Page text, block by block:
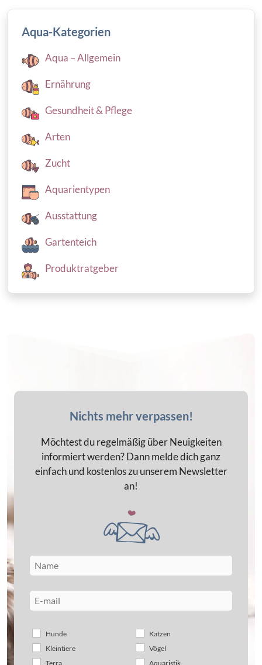
Aqua-Kategorien
Aqua – Allgemein
Ernährung
Gesundheit & Pflege
Arten
Zucht
Aquarientypen
Ausstattung
Gartenteich
Produktratgeber
Nichts mehr verpassen!
Möchtest du regelmäßig über Neuigkeiten
informiert werden? Dann melde dich ganz
einfach und kostenlos zu unserem Newsletter
an!
Hunde
Kleintiere
Terra
Katzen
Vögel
Aquaristik